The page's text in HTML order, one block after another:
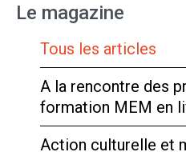
Le magazine
Tous les articles
A la rencontre des
formation MEM en
Action culturelle et